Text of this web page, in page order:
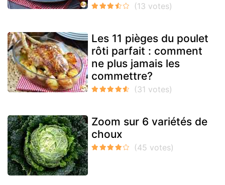
Les 11 pièges du poulet
rôti parfait : comment
ne plus jamais les
commettre?
Zoom sur 6 variétés de
choux